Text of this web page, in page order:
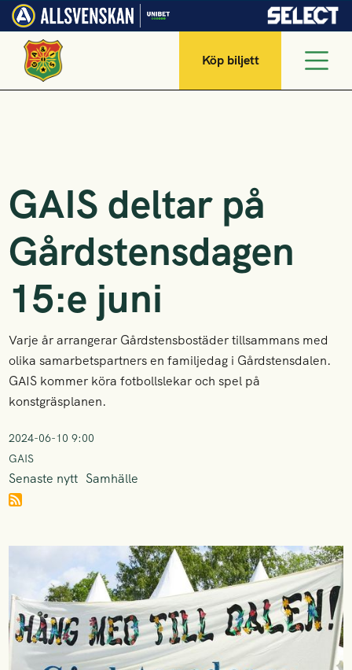
Köp biljett
GAIS deltar på
Gårdstensdagen
15:e juni
Varje år arrangerar Gårdstensbostäder tillsammans med
olika samarbetspartners en familjedag i Gårdstensdalen.
GAIS kommer köra fotbollslekar och spel på
konstgräsplanen.
2024-06-10 9:00
GAIS
Senaste nytt Samhälle